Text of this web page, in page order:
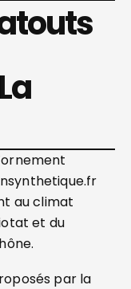
au climat
et du
par la